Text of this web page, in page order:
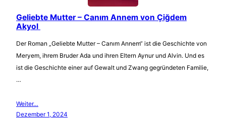
Geliebte Mutter – Canım Annem von Çiğdem
Akyol
Der Roman „Geliebte Mutter – Canım Annem“ ist die Geschichte von
Meryem, ihrem Bruder Ada und ihren Eltern Aynur und Alvin. Und es
ist die Geschichte einer auf Gewalt und Zwang gegründeten Familie,
…
Weiter…
Dezember 1, 2024